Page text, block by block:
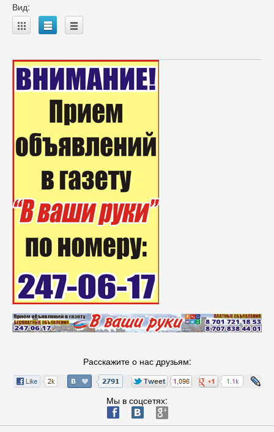
Вид:
A B C
Расскажите о нас друзьям:
Мы в соцсетях:
ä æ è